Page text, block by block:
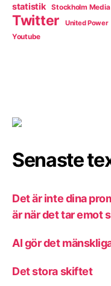
statistik Stockholm Media
Twitter United Power
Youtube
Senaste
Det är inte dina
är när det tar emot
AI gör det
Det stora skiftet